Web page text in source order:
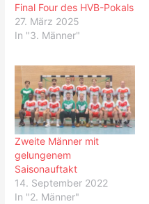
Final Four des HVB-Pokals
27. März 2025
In "3. Männer"
Zweite Männer mit
gelungenem
Saisonauftakt
14. September 2022
In "2. Männer"